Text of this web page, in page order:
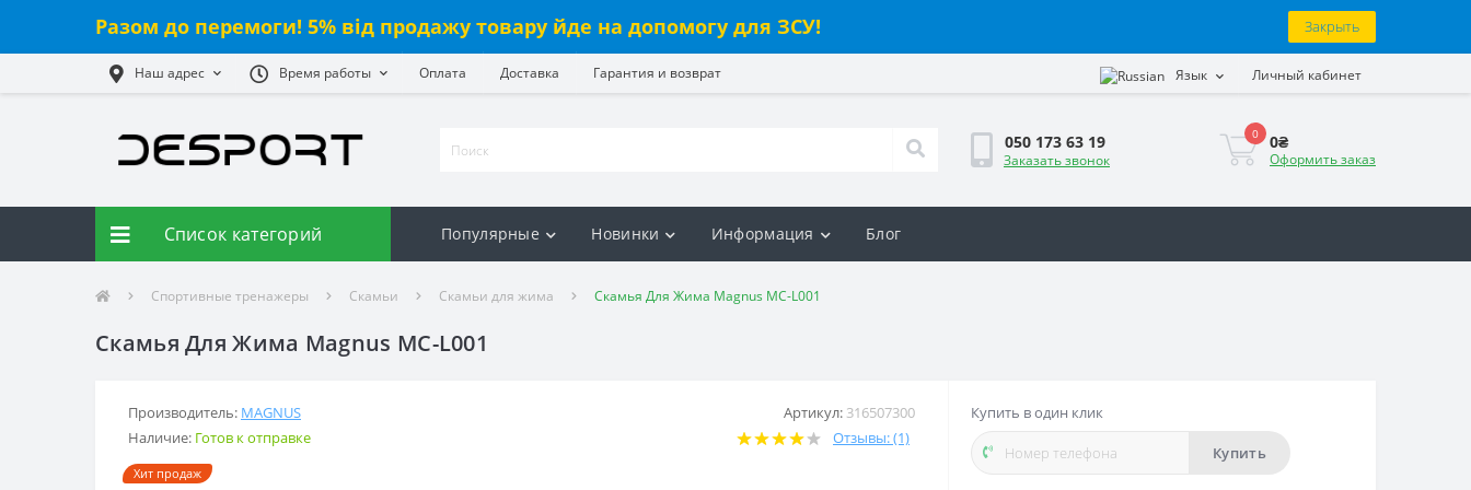
Разом до перемоги! 5% від продажу товару йде на допомогу для ЗСУ! Закрыть
Наш адрес Время работы Оплата Доставка Гарантия и возврат Язык Личный кабинет
050 173 63 19
Заказать звонок
0 0₴
Оформить заказ
Список категорий Популярные Новинки Информация Блог
Спортивные тренажеры Скамьи Скамьи для жима Скамья Для Жима Magnus MC-L001
Скамья Для Жима Magnus MC-L001
Производитель: MAGNUS Артикул: 316507300
Наличие: Готов к отправке Отзывы: (1)
Хит продаж
Купить в один клик
Купить